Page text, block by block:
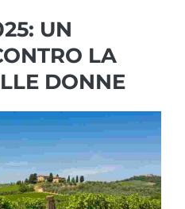
UN
LA
DONNE